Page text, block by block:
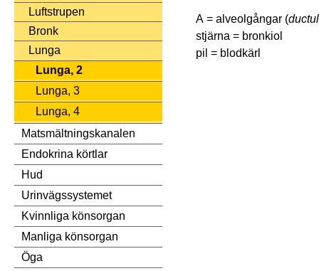
Luftstrupen
Bronk
Lunga
Lunga, 2
Lunga, 3
Lunga, 4
Matsmältningskanalen
Endokrina körtlar
Hud
Urinvägssystemet
Kvinnliga könsorgan
Manliga könsorgan
Öga
A = alveolgångar (
stjärna = bronkiol
pil = blodkärl